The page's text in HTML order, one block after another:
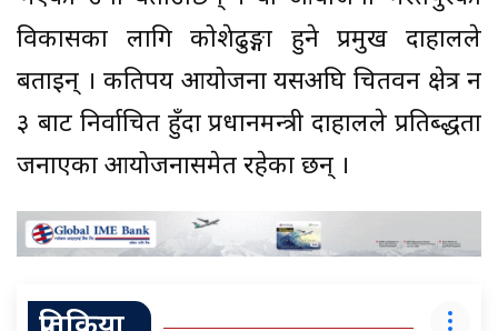
विकासका लागि कोशेढुङ्गा हुने प्रमुख दाहालले
बताइन् । कतिपय आयोजना यसअघि चितवन क्षेत्र न
३ बाट निर्वाचित हुँदा प्रधानमन्त्री दाहालले प्रतिब्द्धता
जनाएका आयोजनासमेत रहेका छन् ।